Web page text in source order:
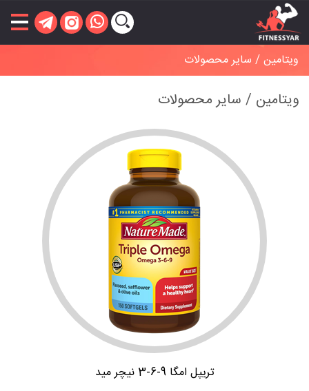
ویتامین / سایر محصولات
ویتامین / سایر محصولات
تریپل امگا 9-6-3 نیچر مید